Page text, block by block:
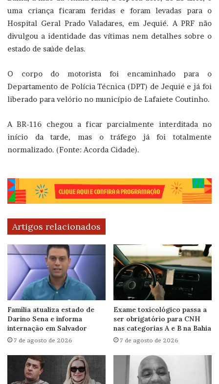
uma criança ficaram feridas e foram levadas para o
Hospital Geral Prado Valadares, em Jequié. A PRF não
divulgou a identidade das vítimas nem detalhes sobre o
estado de saúde delas.
O corpo do motorista foi encaminhado para o
Departamento de Polícia Técnica (DPT) de Jequié e já foi
liberado para velório no município de Lafaiete Coutinho.
A BR-116 chegou a ficar parcialmente interditada no
início da tarde, mas o tráfego já foi totalmente
normalizado. (Fonte: Acorda Cidade).
Artigos relacionados
Família atualiza estado de
Darino Sena e informa
internação em Salvador
7 de agosto de 2026
Exame toxicológico passa a
ser obrigatório para CNH
nas categorias A e B na Bahia
7 de agosto de 2026